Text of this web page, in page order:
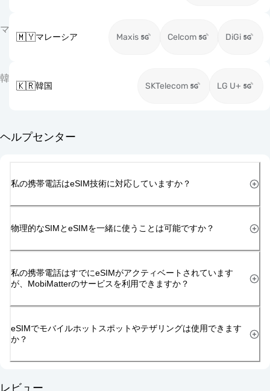
マ
🇲🇾マレーシア Maxis Celcom DiGi
韓
🇰🇷韓国 SKTelecom LG U+
ヘルプセンター
私の携帯電話はeSIM技術に対応していますか？
物理的なSIMとeSIMを一緒に使うことは可能ですか？
私の携帯電話はすでにeSIMがアクティベートされています
が、MobiMatterのサービスを利用できますか？
eSIMでモバイルホットスポットやテザリングは使用できます
か？
レビュー